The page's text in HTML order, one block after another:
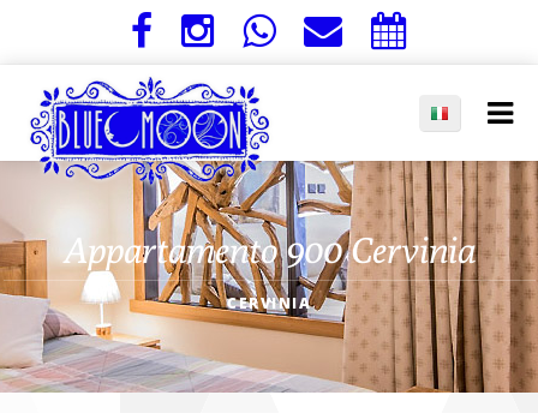
Appartamento 900 Cervinia
CERVINIA